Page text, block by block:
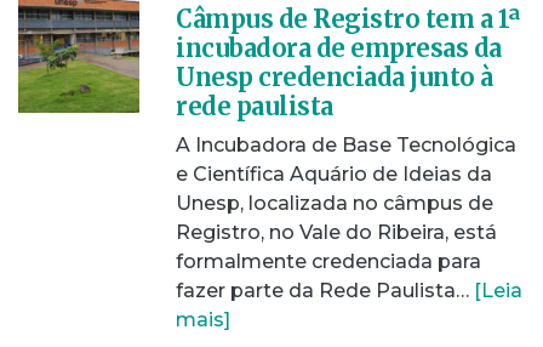
Câmpus de Registro tem a 1ª
incubadora de empresas da
Unesp credenciada junto à
rede paulista
A Incubadora de Base Tecnológica
e Científica Aquário de Ideias da
Unesp, localizada no câmpus de
Registro, no Vale do Ribeira, está
formalmente credenciada para
fazer parte da Rede Paulista… [Leia
mais]